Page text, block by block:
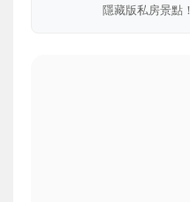
隱藏版私房景點！